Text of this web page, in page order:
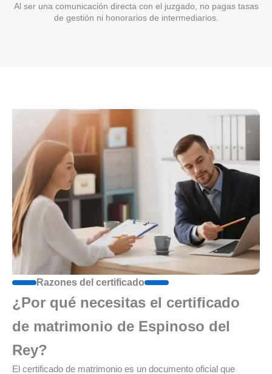
Al ser una comunicación directa con el juzgado, no pagas tasas
de gestión ni honorarios de intermediarios.
Razones del certificado
¿Por qué necesitas el certificado
de matrimonio de Espinoso del
Rey?
El certificado de matrimonio es un documento oficial que